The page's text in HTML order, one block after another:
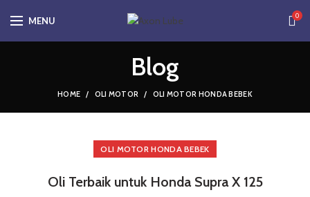
MENU 0
Blog
HOME OLI MOTOR OLI MOTOR HONDA BEBEK
OLI MOTOR HONDA BEBEK
Oli Terbaik untuk Honda Supra X 125